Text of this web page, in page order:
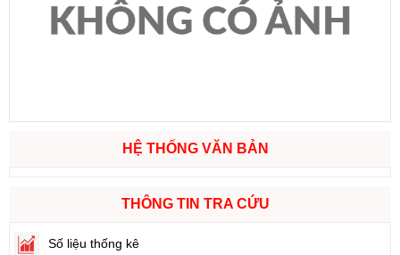
HỆ THỐNG VĂN BẢN
THÔNG TIN TRA CỨU
Số liệu thống kê